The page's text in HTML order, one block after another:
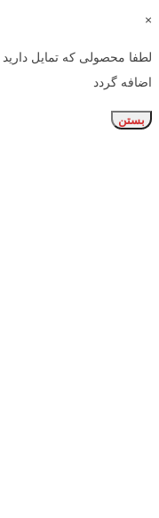
×
لطفا محصولی که تمایل دارید
اضافه گردد
بستن